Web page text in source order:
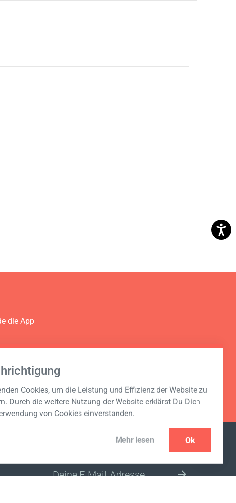
Cookies, um die Leistung und Effizienz der Website zu
Durch die weitere Nutzung der Website erklärst Du Dich
von Cookies einverstanden.
Mehr lesen Ok
die App
Dein